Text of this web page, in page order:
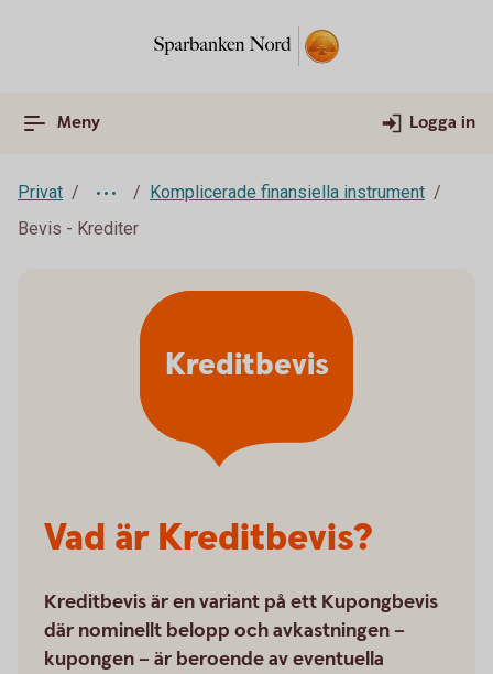
Meny Logga in
Privat
Komplicerade finansiella instrument
Bevis - Krediter
Vad är Kreditbevis?
Kreditbevis är en variant på ett Kupongbevis
där nominellt belopp och avkastningen –
kupongen – är beroende av eventuella
Kreditbevis